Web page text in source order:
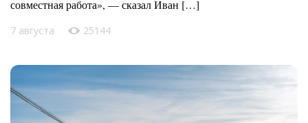
совместная работа», — сказал Иван […]
7 августа 25144